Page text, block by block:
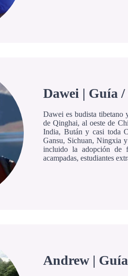
Dawei | Guía
Dawei es budista tibetano
de Qinghai, al oeste de
India, Bután y casi toda
Gansu, Sichuan, Ningxia y
incluido la adopción de
acampadas, estudiantes
Andrew |